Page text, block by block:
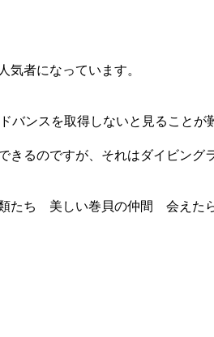
者になっています。
ンスを取得しないと見ることが
るのですが、それはダイビング
ち 美しい巻貝の仲間 会えた